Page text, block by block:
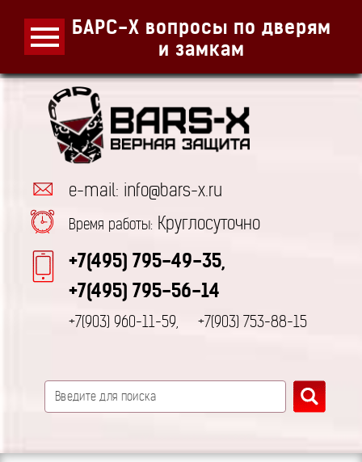
БАРС-Х вопросы по дверям
и замкам
e-mail: info@bars-x.ru
Время работы: Круглосуточно
+7(495) 795-49-35,
+7(495) 795-56-14
+7(903) 960-11-59, +7(903) 753-88-15